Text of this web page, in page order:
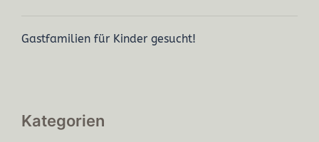
Gastfamilien für Kinder gesucht!
Kategorien